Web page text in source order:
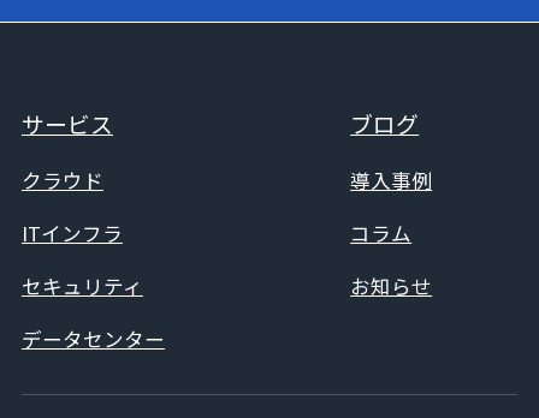
サービス
クラウド
ITインフラ
セキュリティ
データセンター
ブログ
導入事例
コラム
お知らせ